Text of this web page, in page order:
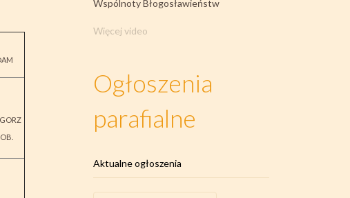
Wspólnoty Błogosławieństw
Więcej video
Ogłoszenia
parafialne
Aktualne ogłoszenia